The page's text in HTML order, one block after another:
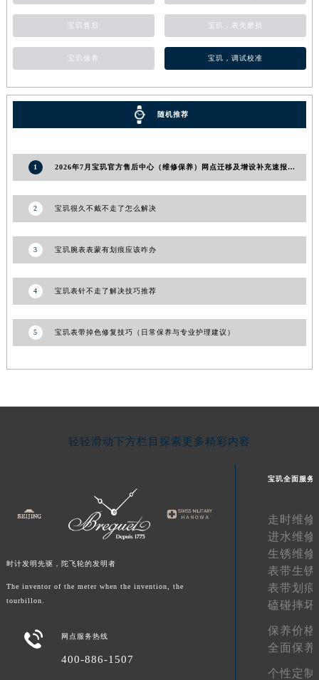
河南省濮阳市大华龙区开州路绿城路交叉口宝玑售后服务中心（需提前预约）
河南省三门峡市湖滨区和平路宝玑售后服务中心（需提前预约）
河南省驻马店市驿城区乐山大道与置地大道交叉口宝玑售后服务中心（需提前预约）
湖北省黄冈市黄州区赤壁大道宝玑售后服务中心（需提前预约）
湖北省黄石市黄石港区武汉路宝玑售后服务中心（需提前预约）
湖北省荆州市荆州区荆中路宝玑售后服务中心（需提前预约）
湖北省随州市曾都区青年路宝玑售后服务中心（需提前预约）
湖南省衡阳市雁峰区解放路宝玑售后服务中心（需提前预约）
湖南省怀化市鹤城区迎丰中路宝玑售后服务中心（需提前预约）
湖南省娄底市娄星区长青街宝玑售后服务中心（需提前预约）
湖南省邵阳市双清区东风路宝玑售后服务中心（需提前预约）
湖南省湘潭市雨湖区莲城大道宝玑售后服务中心（需提前预约）
湖南省益阳市赫山区桃花仑路宝玑售后服务中心（需提前预约）
湖南省岳阳市岳阳楼区东茅岭路宝玑售后服务中心（需提前预约）
湖南省张家界市永定区解放路宝玑售后服务中心（需提前预约）
湖南省株洲市芦淞区建设南路宝玑售后服务中心（需提前预约）
甘肃省白银市白银区北京路宝玑售后服务中心（需提前预约）
宝玑售后 宝玑，表壳磨损
宝玑保养 宝玑，调试校准
随机推荐
1 2026年7月宝玑官方售后中心（维修保养）网点迁移及增设补充速报文本
2 宝玑很久不戴不走了怎么解决
3 宝玑腕表表蒙有划痕应该咋办
4 宝玑表针不走了解决技巧推荐
5 宝玑表带掉色修复技巧（日常保养与专业护理建议）
轻轻滑动下方栏目探索更多精彩内容
时计发明先驱，陀飞轮的发明者
The inventor of the meter when the invention, the
tourbillon.
 网点服务热线
400-886-1507
宝玑全面服务
走时维修
进水维修
生锈维修
表带生锈
表带划痕
磕碰摔坏
保养价格
全面保养
个性定制